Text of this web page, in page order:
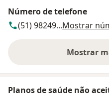
Número de telefone
(51) 98249...Mostrar
Mostrar
Planos de saúde não